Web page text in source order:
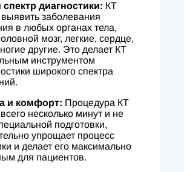
диагностики: КТ
заболевания
в любых органах тела,
мозг, легкие, сердце,
другие. Это делает КТ
инструментом
широкого спектра
и комфорт: Процедура КТ
несколько минут и не
подготовки,
упрощает процесс
и делает его максимально
для пациентов.